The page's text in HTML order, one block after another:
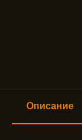
Описание